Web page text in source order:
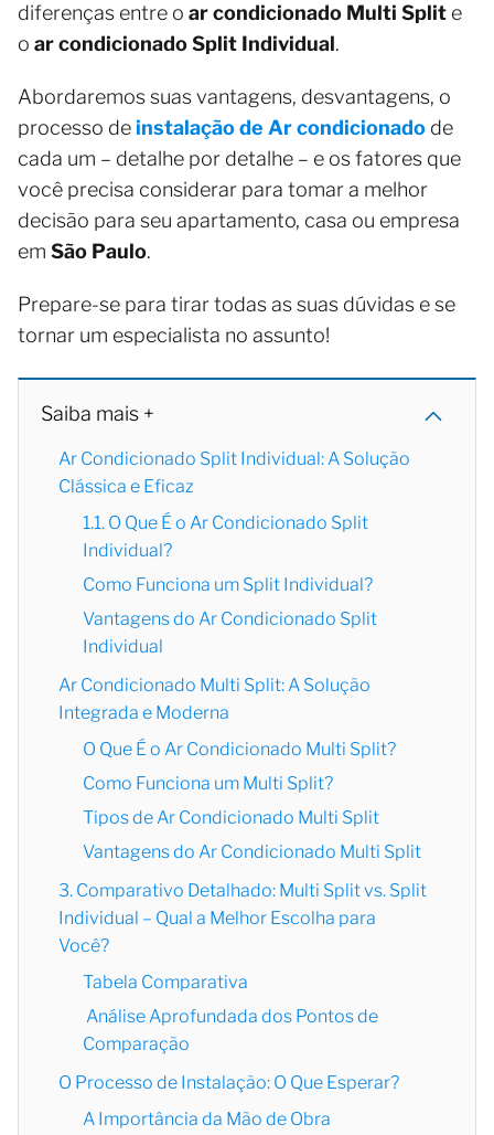
diferenças entre o ar condicionado Multi Split e
o ar condicionado Split Individual.
Abordaremos suas vantagens, desvantagens, o
processo de instalação de Ar condicionado de
cada um – detalhe por detalhe – e os fatores que
você precisa considerar para tomar a melhor
decisão para seu apartamento, casa ou empresa
em São Paulo.
Prepare-se para tirar todas as suas dúvidas e se
tornar um especialista no assunto!
Saiba mais +
Ar Condicionado Split Individual: A Solução
Clássica e Eficaz
1.1. O Que É o Ar Condicionado Split
Individual?
Como Funciona um Split Individual?
Vantagens do Ar Condicionado Split
Individual
Ar Condicionado Multi Split: A Solução
Integrada e Moderna
O Que É o Ar Condicionado Multi Split?
Como Funciona um Multi Split?
Tipos de Ar Condicionado Multi Split
Vantagens do Ar Condicionado Multi Split
3. Comparativo Detalhado: Multi Split vs. Split
Individual – Qual a Melhor Escolha para
Você?
Tabela Comparativa
Análise Aprofundada dos Pontos de
Comparação
O Processo de Instalação: O Que Esperar?
A Importância da Mão de Obra